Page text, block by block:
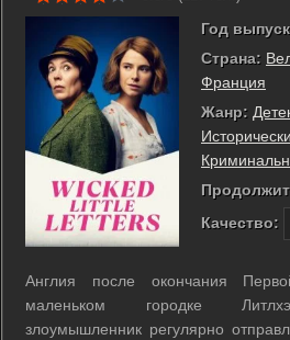
Год
Страна:
Франция
Жанр:
Качество:
Англия после окончания
маленьком городке
злоумышленник регулярно